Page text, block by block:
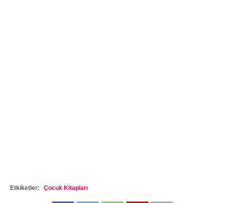
Etkiketler: Çocuk Kitapları